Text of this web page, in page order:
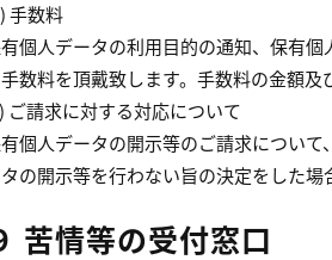
手数料
個人データの利用目的の通知、保有
数料を頂戴致します。手数料の金額及
ご請求に対する対応について
個人データの開示等のご請求につい
の開示等を行わない旨の決定をした場
苦情等の受付窓口